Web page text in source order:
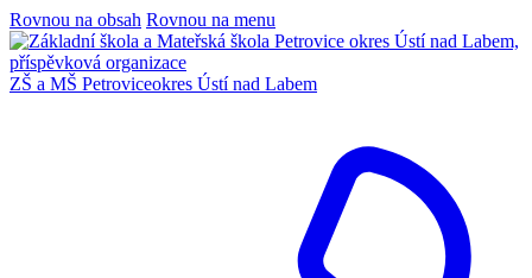
Rovnou na obsah Rovnou na menu
ZŠ a MŠ Petroviceokres Ústí nad Labem